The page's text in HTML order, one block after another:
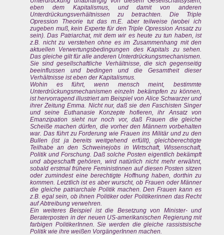
eben dem Kapitalismus, und damit von anderen
Unterdrückungsverhältnissen zu betrachten. Die Triple
Opression Theorie tut das m.E. aber teilweise (wobei ich
zugeben muß, kein Experte für den Triple Opression Ansatz zu
sein). Das Patriarchat, mit dem wir es heute zu tun haben, ist
z.B. nicht zu verstehen ohne es im Zusammenhang mit den
aktuellen Verwertungsbedingungen des Kapitals zu sehen.
Das gleiche gilt für alle anderen Unterdrückungsmechanismen.
Sie sind gesellschaftliche Verhältnisse, die sich gegenseitig
beeinflussen und bedingen und die Gesamtheit dieser
Verhältnisse ist eben der Kapitalismus.
Wohin es führt, wenn mensch meint, bestimmte
Unterdrückungsmechanismen einzeln bekämpfen zu können,
ist hervorragend illustriert am Beispiel von Alice Schwarzer und
ihrer Zeitung Emma. Nicht nur, daß sie den Faschisten Singer
und seine Euthanasie Konzepte hofieren, ihr Ansatz von
Emanzipation sieht nur noch vor, daß Frauen die gleiche
Scheiße machen dürfen, die vorher den Männern vorbehalten
war. Das führt zu Forderung wie Frauen ins Militär und zu den
Bullen (ist ja bereits weitgehend erfüllt), gleichberechtigte
Teilhabe an den Schweinejobs in Wirtschaft, Wissenschaft,
Politik und Forschung. Daß solche Posten eigentlich bekämpft
und abgeschafft gehören, wird natürlich nicht mehr erwähnt,
sobald erstmal frühere Feministinnen auf diesen Posten sitzen
oder zumindest eine berechtigte Hoffnung haben, dorthin zu
kommen. Letztlich ist es aber wurscht, ob Frauen oder Männer
die gleiche patriarchale Politik machen. Den Frauen kann es
z.B. egal sein, ob ihnen Politiker oder Politikerinnen das Recht
auf Abtreibung verwehren.
Ein weiteres Beispiel ist die Besetzung von Minister- und
Beraterposten in der neuen US-amerikanischen Regierung mit
farbigen PolitikerInnen. Sie werden die gleiche rassistsische
Politik wie ihre weißen VorgängerInnen machen.